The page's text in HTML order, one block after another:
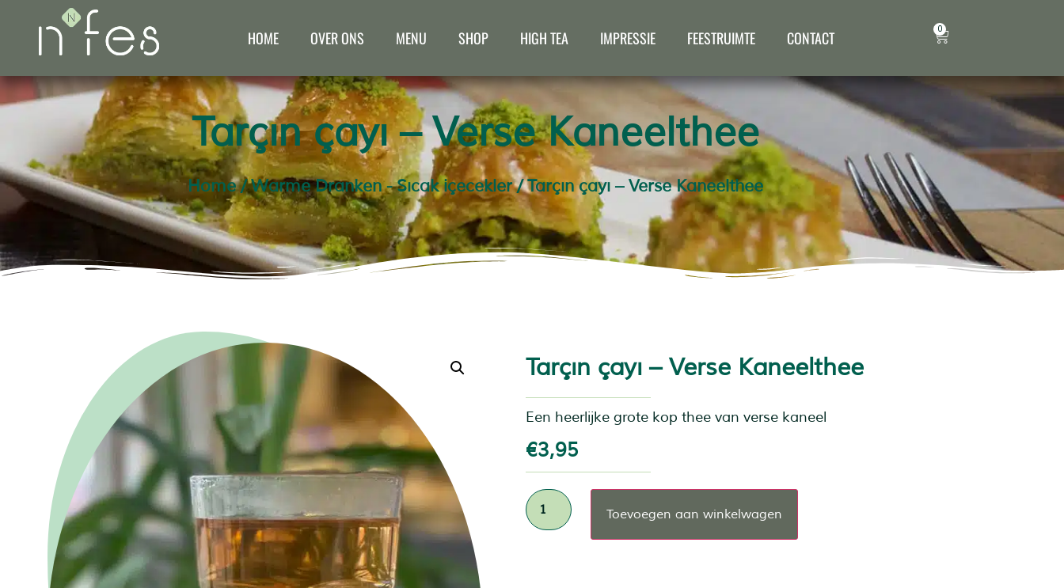
HOME OVER ONS MENU SHOP HIGH TEA IMPRESSIE FEESTRUIMTE CONTACT 0
Tarçın çayı – Verse Kaneelthee
Home/Warme Dranken - Sıcak içecekler/ Tarçın çayı – Verse Kaneelthee
Tarçın çayı – Verse Kaneelthee
Een heerlijke grote kop thee van verse kaneel
€3,95
Toevoegen aan winkelwagen